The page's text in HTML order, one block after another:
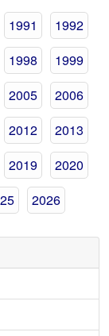
1991
1992
1998
1999
2005
2006
2012
2013
2019
2020
2026